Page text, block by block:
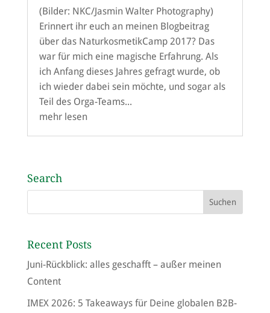
(Bilder: NKC/Jasmin Walter Photography)
Erinnert ihr euch an meinen Blogbeitrag
über das NaturkosmetikCamp 2017? Das
war für mich eine magische Erfahrung. Als
ich Anfang dieses Jahres gefragt wurde, ob
ich wieder dabei sein möchte, und sogar als
Teil des Orga-Teams...
mehr lesen
Search
Recent Posts
Juni-Rückblick: alles geschafft – außer meinen
Content
IMEX 2026: 5 Takeaways für Deine globalen B2B-